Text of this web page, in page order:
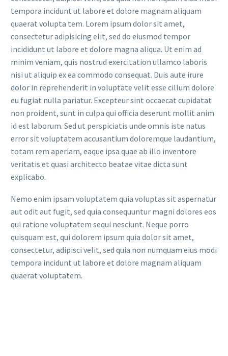
tempora incidunt ut labore et dolore magnam aliquam
quaerat volupta tem. Lorem ipsum dolor sit amet,
consectetur adipisicing elit, sed do eiusmod tempor
incididunt ut labore et dolore magna aliqua. Ut enim ad
minim veniam, quis nostrud exercitation ullamco laboris
nisi ut aliquip ex ea commodo consequat. Duis aute irure
dolor in reprehenderit in voluptate velit esse cillum dolore
eu fugiat nulla pariatur. Excepteur sint occaecat cupidatat
non proident, sunt in culpa qui officia deserunt mollit anim
id est laborum. Sed ut perspiciatis unde omnis iste natus
error sit voluptatem accusantium doloremque laudantium,
totam rem aperiam, eaque ipsa quae ab illo inventore
veritatis et quasi architecto beatae vitae dicta sunt
explicabo.
Nemo enim ipsam voluptatem quia voluptas sit aspernatur
aut odit aut fugit, sed quia consequuntur magni dolores eos
qui ratione voluptatem sequi nesciunt. Neque porro
quisquam est, qui dolorem ipsum quia dolor sit amet,
consectetur, adipisci velit, sed quia non numquam eius modi
tempora incidunt ut labore et dolore magnam aliquam
quaerat voluptatem.